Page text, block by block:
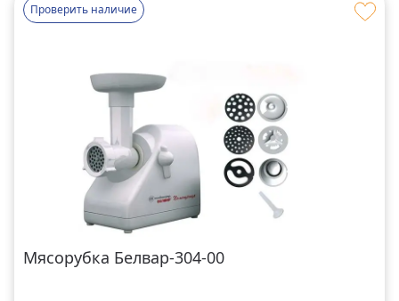
Проверить наличие
Мясорубка Белвар-304-00